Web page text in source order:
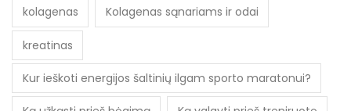
kolagenas Kolagenas sąnariams ir odai
kreatinas
Kur ieškoti energijos šaltinių ilgam sporto maratonui?